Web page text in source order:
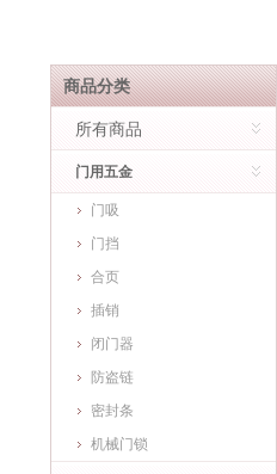
商品分类
所有商品
门用五金
门吸
门挡
合页
插销
闭门器
防盗链
密封条
机械门锁